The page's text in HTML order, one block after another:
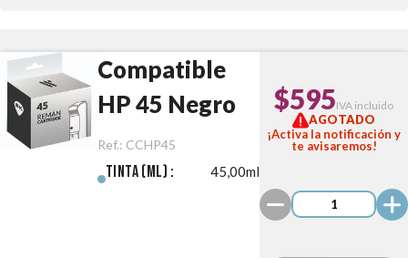
Compatible
HP 45 Negro
Ref.: CCHP45
Tinta (ml) : 45,00ml
$595IVA incluido
AGOTADO
¡Activa la notificación y
te avisaremos!